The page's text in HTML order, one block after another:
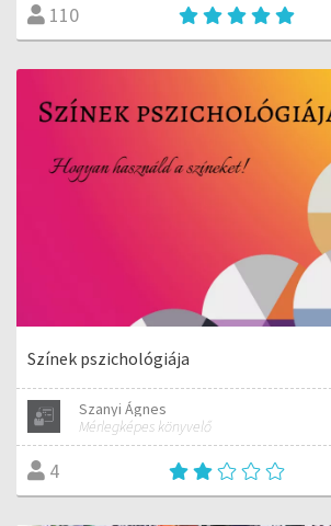
110
Színek pszichológiája
Szanyi Ágnes
Mérlegképes könyvelő
4